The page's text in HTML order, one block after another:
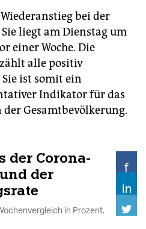
bei der
liegt am Dienstag um
einer Woche. Die
alle positiv
ist somit ein
Indikator für das
Gesamtbevölkerung.